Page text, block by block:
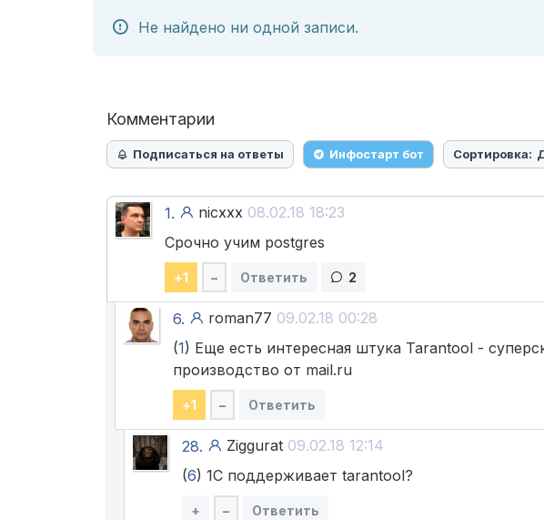
Не найдено ни одной записи.
Комментарии
Подписаться на ответы Инфостарт бот Сортировка:
1. nicxxx 08.02.18 18:23
Срочно учим postgres
+1 – Ответить 2
6. roman77 09.02.18 00:28
(1) Еще есть интересная штука Tarantool -
производство от mail.ru
+1 – Ответить
28. Ziggurat 09.02.18 12:14
(6) 1С поддерживает tarantool?
+ – Ответить